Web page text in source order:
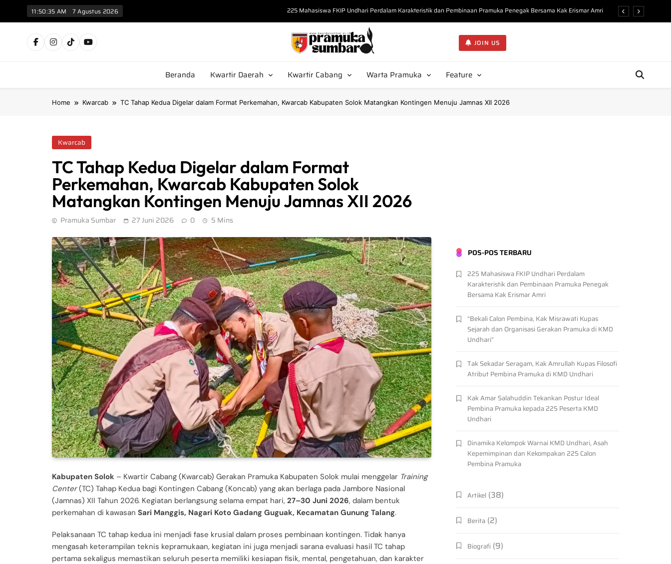
11:50:36 AM 7 Agustus 2026 225 Mahasiswa FKIP Undhari Perdalam Karakteristik dan Pembinaan Pramuka Penegak Bersama Kak Erismar Amri
“Bekali Calon Pembina, Kak Misrawati Kupas Sejarah dan Organisasi Gerakan Pramuka di KMD Undhari”
Tak Sekadar Seragam, Kak Amrullah Kupas Filosofi Atribut Pembina Pramuka di KMD Undhari
Kak Amar Salahuddin Tekankan Postur Ideal Pembina Pramuka kepada 225 Peserta KMD Undhari
Pramuka Sumbar
JOIN US
Beranda Kwartir Daerah Kwartir Cabang Warta Pramuka Feature
Home Kwarcab TC Tahap Kedua Digelar dalam Format Perkemahan, Kwarcab Kabupaten Solok Matangkan Kontingen Menuju Jamnas XII 2026
Kwarcab
TC Tahap Kedua Digelar dalam Format
Perkemahan, Kwarcab Kabupaten Solok
Matangkan Kontingen Menuju Jamnas XII 2026
Pramuka Sumbar 27 Juni 2026 0 5 Mins
Kabupaten Solok – Kwartir Cabang (Kwarcab) Gerakan Pramuka Kabupaten Solok mulai menggelar Training
Center(TC) Tahap Kedua bagi Kontingen Cabang (Koncab) yang akan berlaga pada Jambore Nasional
(Jamnas) XII Tahun 2026. Kegiatan berlangsung selama empat hari, 27–30 Juni 2026, dalam bentuk
perkemahan di kawasan Sari Manggis, Nagari Koto Gadang Guguak, Kecamatan Gunung Talang.
Pelaksanaan TC tahap kedua ini menjadi fase krusial dalam proses pembinaan kontingen. Tidak hanya
mengasah keterampilan teknis kepramukaan, kegiatan ini juga menjadi sarana evaluasi hasil TC tahap
pertama sekaligus memastikan seluruh peserta memiliki kesiapan fisik, mental, pengetahuan, dan karakter
POS-POS TERBARU
225 Mahasiswa FKIP Undhari Perdalam
Karakteristik dan Pembinaan Pramuka Penegak
Bersama Kak Erismar Amri
“Bekali Calon Pembina, Kak Misrawati Kupas
Sejarah dan Organisasi Gerakan Pramuka di KMD
Undhari”
Tak Sekadar Seragam, Kak Amrullah Kupas Filosofi
Atribut Pembina Pramuka di KMD Undhari
Kak Amar Salahuddin Tekankan Postur Ideal
Pembina Pramuka kepada 225 Peserta KMD
Undhari
Dinamika Kelompok Warnai KMD Undhari, Asah
Kepemimpinan dan Kekompakan 225 Calon
Pembina Pramuka
Artikel (38)
Berita (2)
Biografi (9)